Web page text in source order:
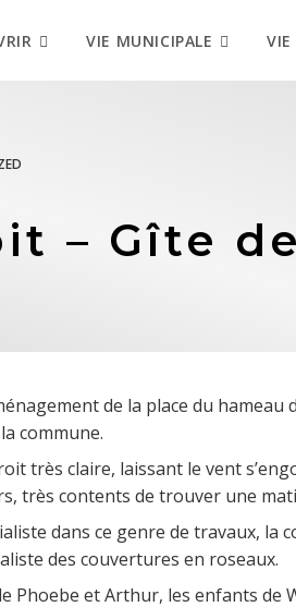
VIE MUNICIPALE VIE
– Gîte
de la place du
commune.
très claire, laissant le vent
très contents de trouver une
dans ce genre de travaux, la
des couvertures en roseaux.
Phoebe et Arthur, les enfants de